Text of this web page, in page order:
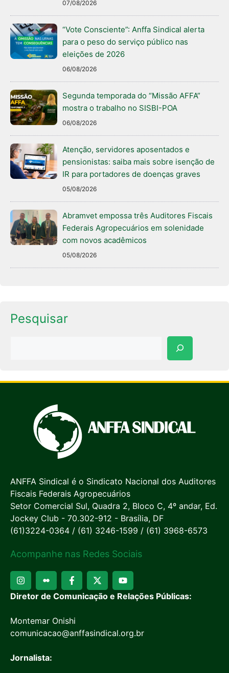
07/08/2026
“Vote Consciente”: Anffa Sindical alerta
para o peso do serviço público nas
eleições de 2026
06/08/2026
Segunda temporada do “Missão AFFA”
mostra o trabalho no SISBI-POA
06/08/2026
Atenção, servidores aposentados e
pensionistas: saiba mais sobre isenção de
IR para portadores de doenças graves
05/08/2026
Abramvet empossa três Auditores Fiscais
Federais Agropecuários em solenidade
com novos acadêmicos
05/08/2026
Pesquisar
ANFFA Sindical é o Sindicato Nacional dos Auditores
Fiscais Federais Agropecuários
Setor Comercial Sul, Quadra 2, Bloco C, 4º andar, Ed.
Jockey Club - 70.302-912 - Brasília, DF
(61)3224-0364 / (61) 3246-1599 / (61) 3968-6573
Acompanhe nas Redes Sociais
Diretor de Comunicação e Relações Públicas:
Montemar Onishi
comunicacao@anffasindical.org.br
Jornalista: